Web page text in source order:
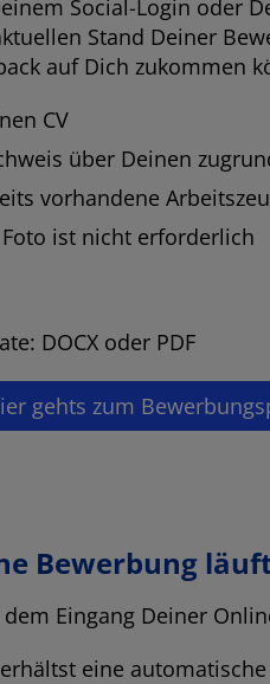
Social-Login oder
Stand Deiner
auf Dich zukommen
CV
über Deinen
vorhandene
ist nicht erforderlich
DOCX oder PDF
gehts zum
Bewerbung
dem Eingang Deiner
eine